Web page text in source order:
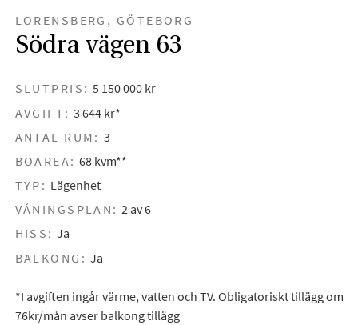
LORENSBERG, GÖTEBORG
Södra vägen 63
SLUTPRIS: 5 150 000 kr
AVGIFT: 3 644 kr*
ANTAL RUM: 3
BOAREA: 68 kvm**
TYP: Lägenhet
VÅNINGSPLAN: 2 av 6
HISS: Ja
BALKONG: Ja
*I avgiften ingår värme, vatten och TV. Obligatoriskt tillägg om
76kr/mån avser balkong tillägg